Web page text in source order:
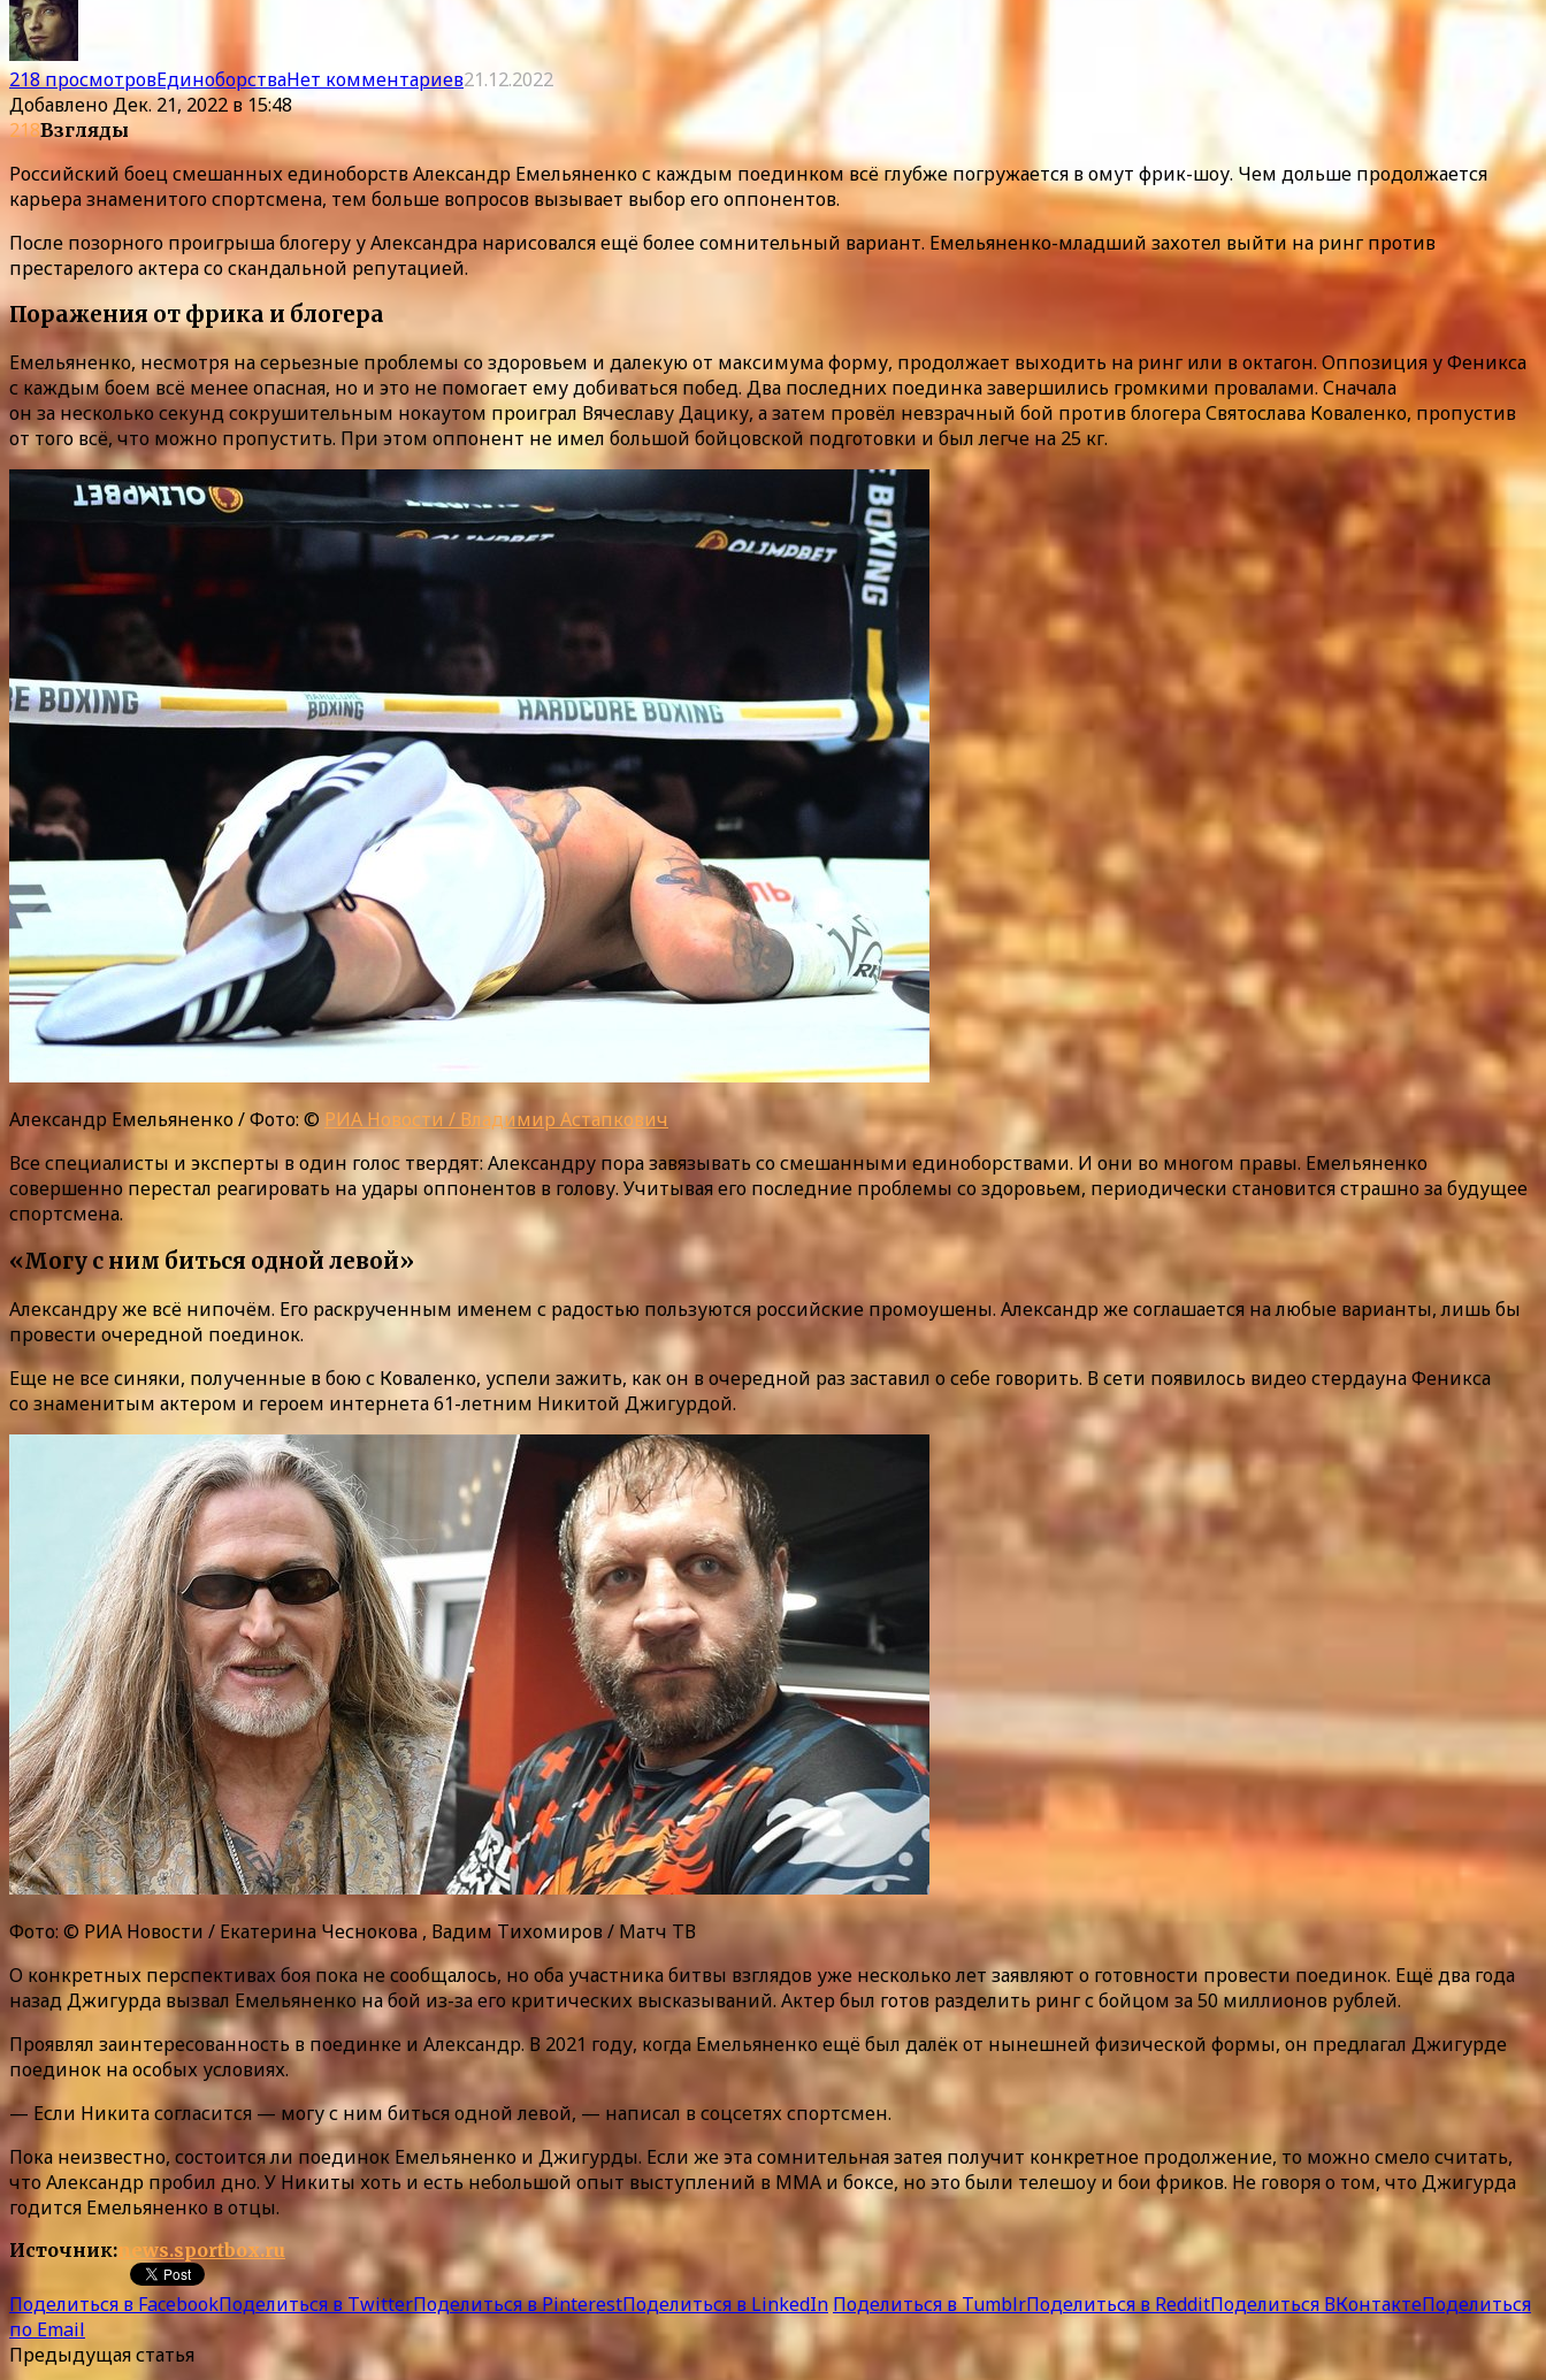
218 просмотровЕдиноборстваНет комментариев21.12.2022
ДобавленоДек. 21, 2022 в 15:48
218Взгляды
Российский боец смешанных единоборств Александр Емельяненко с каждым поединком всё глубже погружается в омут фрик-шоу. Чем дольше продолжается
карьера знаменитого спортсмена, тем больше вопросов вызывает выбор его оппонентов.
После позорного проигрыша блогеру у Александра нарисовался ещё более сомнительный вариант. Емельяненко-младший захотел выйти на ринг против
престарелого актера со скандальной репутацией.
Поражения от фрика и блогера
Емельяненко, несмотря на серьезные проблемы со здоровьем и далекую от максимума форму, продолжает выходить на ринг или в октагон. Оппозиция у Феникса
с каждым боем всё менее опасная, но и это не помогает ему добиваться побед. Два последних поединка завершились громкими провалами. Сначала
он за несколько секунд сокрушительным нокаутом проиграл Вячеславу Дацику, а затем провёл невзрачный бой против блогера Святослава Коваленко, пропустив
от того всё, что можно пропустить. При этом оппонент не имел большой бойцовской подготовки и был легче на 25 кг.
Александр Емельяненко / Фото: © РИА Новости / Владимир Астапкович
Все специалисты и эксперты в один голос твердят: Александру пора завязывать со смешанными единоборствами. И они во многом правы. Емельяненко
совершенно перестал реагировать на удары оппонентов в голову. Учитывая его последние проблемы со здоровьем, периодически становится страшно за будущее
спортсмена.
«Могу с ним биться одной левой»
Александру же всё нипочём. Его раскрученным именем с радостью пользуются российские промоушены. Александр же соглашается на любые варианты, лишь бы
провести очередной поединок.
Еще не все синяки, полученные в бою с Коваленко, успели зажить, как он в очередной раз заставил о себе говорить. В сети появилось видео стердауна Феникса
со знаменитым актером и героем интернета 61-летним Никитой Джигурдой.
Фото: © РИА Новости / Екатерина Чеснокова , Вадим Тихомиров / Матч ТВ
О конкретных перспективах боя пока не сообщалось, но оба участника битвы взглядов уже несколько лет заявляют о готовности провести поединок. Ещё два года
назад Джигурда вызвал Емельяненко на бой из-за его критических высказываний. Актер был готов разделить ринг с бойцом за 50 миллионов рублей.
Проявлял заинтересованность в поединке и Александр. В 2021 году, когда Емельяненко ещё был далёк от нынешней физической формы, он предлагал Джигурде
поединок на особых условиях.
— Если Никита согласится — могу с ним биться одной левой, — написал в соцсетях спортсмен.
Пока неизвестно, состоится ли поединок Емельяненко и Джигурды. Если же эта сомнительная затея получит конкретное продолжение, то можно смело считать,
что Александр пробил дно. У Никиты хоть и есть небольшой опыт выступлений в MMA и боксе, но это были телешоу и бои фриков. Не говоря о том, что Джигурда
годится Емельяненко в отцы.
Источник:news.sportbox.ru
Поделиться в FacebookПоделиться в TwitterПоделиться в PinterestПоделиться в LinkedIn Поделиться в TumblrПоделиться в RedditПоделиться ВКонтактеПоделиться
по Email
Предыдущая статья